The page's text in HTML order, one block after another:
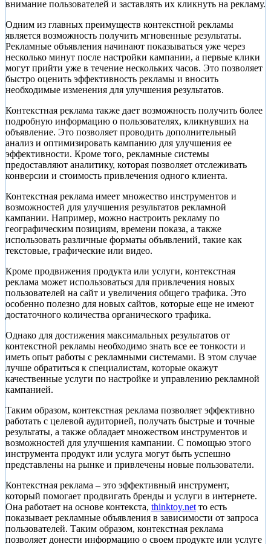
внимание пользователей и заставлять их кликнуть на рекламу.
Одним из главных преимуществ контекстной рекламы
является возможность получить мгновенные результаты.
Рекламные объявления начинают показываться уже через
несколько минут после настройки кампании, а первые клики
могут прийти уже в течение нескольких часов. Это позволяет
быстро оценить эффективность рекламы и вносить
необходимые изменения для улучшения результатов.
Контекстная реклама также дает возможность получить более
подробную информацию о пользователях, кликнувших на
объявление. Это позволяет проводить дополнительный
анализ и оптимизировать кампанию для улучшения ее
эффективности. Кроме того, рекламные системы
предоставляют аналитику, которая позволяет отслеживать
конверсии и стоимость привлечения одного клиента.
Контекстная реклама имеет множество инструментов и
возможностей для улучшения результатов рекламной
кампании. Например, можно настроить рекламу по
географическим позициям, времени показа, а также
использовать различные форматы объявлений, такие как
текстовые, графические или видео.
Кроме продвижения продукта или услуги, контекстная
реклама может использоваться для привлечения новых
пользователей на сайт и увеличения общего трафика. Это
особенно полезно для новых сайтов, которые еще не имеют
достаточного количества органического трафика.
Однако для достижения максимальных результатов от
контекстной рекламы необходимо знать все ее тонкости и
иметь опыт работы с рекламными системами. В этом случае
лучше обратиться к специалистам, которые окажут
качественные услуги по настройке и управлению рекламной
кампанией.
Таким образом, контекстная реклама позволяет эффективно
работать с целевой аудиторией, получать быстрые и точные
результаты, а также обладает множеством инструментов и
возможностей для улучшения кампании. С помощью этого
инструмента продукт или услуга могут быть успешно
представлены на рынке и привлечены новые пользователи.
Контекстная реклама – это эффективный инструмент,
который помогает продвигать бренды и услуги в интернете.
Она работает на основе контекста, thinktoy.net то есть
показывает рекламные объявления в зависимости от запроса
пользователей. Таким образом, контекстная реклама
позволяет донести информацию о своем продукте или услуге